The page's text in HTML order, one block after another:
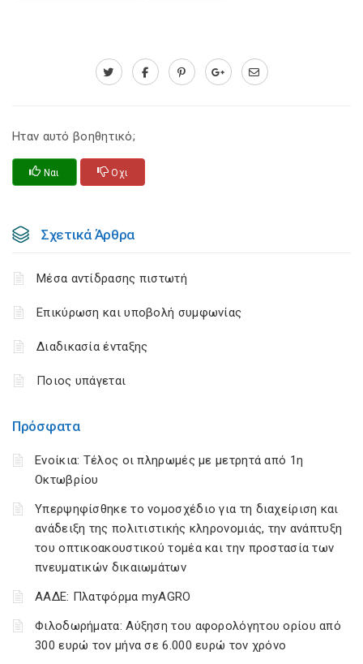
Πρόσφατα
Ενοίκια: Τέλος οι πληρωμές με μετρητά από 1η
Οκτωβρίου
Υπερψηφίσθηκε το νομοσχέδιο για τη διαχείριση και
ανάδειξη της πολιτιστικής κληρονομιάς, την ανάπτυξη
του οπτικοακουστικού τομέα και την προστασία των
πνευματικών δικαιωμάτων
ΑΑΔΕ: Πλατφόρμα myAGRO
Φιλοδωρήματα: Αύξηση του αφορολόγητου ορίου από
300 ευρώ τον μήνα σε 6.000 ευρώ τον χρόνο
Ηταν αυτό βοηθητικό;
Ναι Οχι
Σχετικά Άρθρα
Μέσα αντίδρασης πιστωτή
Επικύρωση και υποβολή συμφωνίας
Διαδικασία ένταξης
Ποιος υπάγεται